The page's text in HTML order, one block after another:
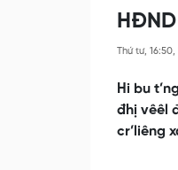
HĐND
Thứ tư,
Hi bu
đhị vêêl
cr’liêng